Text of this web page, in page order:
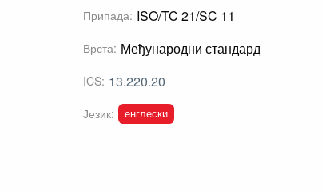
Припада: ISO/TC 21/SC 11
Врста: Међународни стандард
ICS: 13.220.20
Језик: енглески